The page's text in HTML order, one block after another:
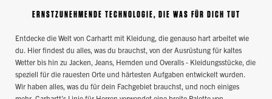
ERNSTZUNEHMENDE TECHNOLOGIE, DIE WAS FÜR DICH TUT
Entdecke die Welt von Carhartt mit Kleidung, die genauso hart arbeitet wie
du. Hier findest du alles, was du brauchst, von der Ausrüstung für kaltes
Wetter bis hin zu Jacken, Jeans, Hemden und Overalls - Kleidungsstücke, die
speziell für die rauesten Orte und härtesten Aufgaben entwickelt wurden.
Wir haben alles, was du für dein Fachgebiet brauchst, und noch einiges